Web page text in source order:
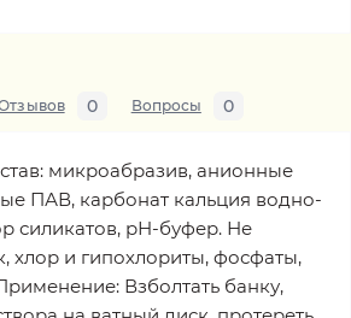
0 Вопросы 0
микроабразив, анионные
ПАВ, карбонат кальция водно-
силикатов, рН-буфер. Не
хлор и гипохлориты, фосфаты,
Взболтать банку,